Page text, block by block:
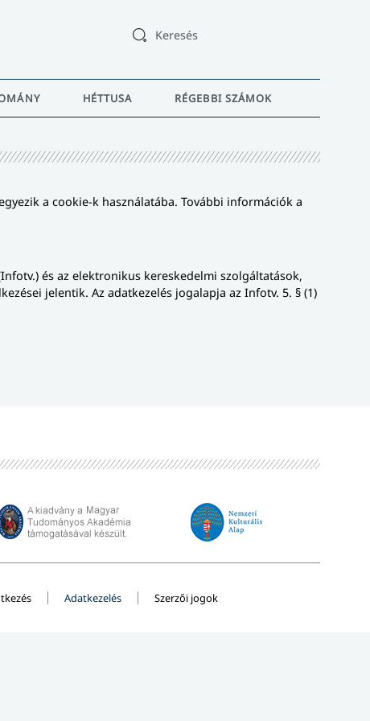
Keresés
HÉTTUSA RÉGEBBI SZÁMOK
a cookie-k használatába. További információk a
és az elektronikus kereskedelmi szolgáltatások,
jelentik. Az adatkezelés jogalapja az Infotv. 5. § (1)
Adatkezelés Szerzői jogok